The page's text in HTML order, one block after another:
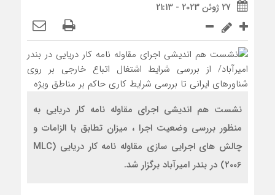
27 ژوئن 2023 - 21:13
نشست هم اندیشی اجرای مقاوله نامه کار دریایی به
منظور بررسی وضعیت اجرا ، میزان تطابق با الزامات و
چالش های اجرایی سازی مقاوله نامه کار دریایی (MLC
2006) در بندر امیرآباد برگزار شد.